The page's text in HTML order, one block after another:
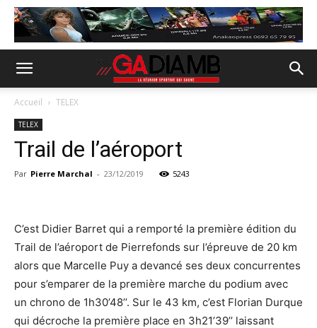
Accueil TELEX
TELEX
Trail de l’aéroport
Par Pierre Marchal - 23/12/2019 5243
C’est Didier Barret qui a remporté la première édition du
Trail de l’aéroport de Pierrefonds sur l’épreuve de 20 km
alors que Marcelle Puy a devancé ses deux concurrentes
pour s’emparer de la première marche du podium avec
un chrono de 1h30’48’’. Sur le 43 km, c’est Florian Durque
qui décroche la première place en 3h21’39’’ laissant